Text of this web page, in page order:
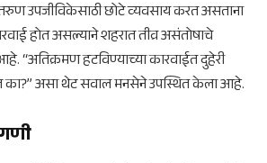
उपजीविकेसाठी छोटे व्यवसाय करत असताना
होत असल्याने शहरात तीव्र असंतोषाचे
“अतिक्रमण हटविण्याच्या कारवाईत दुहेरी
असा थेट सवाल मनसेने उपस्थित केला आहे.